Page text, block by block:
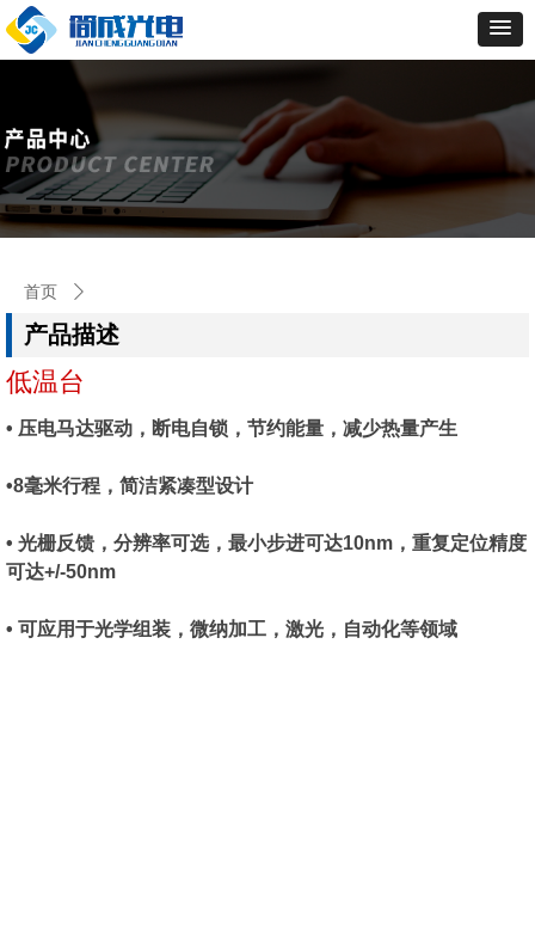
首页 ꄲ
低温台
• 压电马达驱动，断电自锁，节约能量，减少热量产生
•8毫米行程，简洁紧凑型设计
• 光栅反馈，分辨率可选，最小步进可达10nm，重复定位精度
可达+/-50nm
• 可应用于光学组装，微纳加工，激光，自动化等领域
产品描述